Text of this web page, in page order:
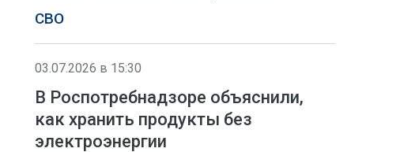
СВО
03.07.2026 в 15:30
В Роспотребнадзоре объяснили,
как хранить продукты без
электроэнергии